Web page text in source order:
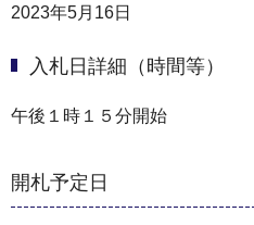
2023年5月16日
入札日詳細（時間等）
午後１時１５分開始
開札予定日